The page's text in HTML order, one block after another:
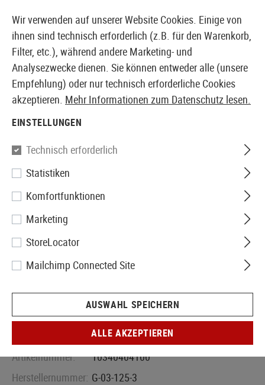
EUROPÄISCHER AIRSOFT SHOP & GROßHÄNDLER
G&G
Ladder Rail Protector Set 4pcs
Artikelnummer:
10340404100
Herstellernummer: G-03-125-3
Wir verwenden auf unserer Website Cookies. Einige von
ihnen sind technisch erforderlich (z.B. für den Warenkorb,
Filter, etc.), während andere Marketing- und
Analysezwecke dienen. Sie können entweder alle (unsere
Empfehlung) oder nur technisch erforderliche Cookies
akzeptieren. Mehr Informationen zum Datenschutz lesen.
EINSTELLUNGEN
Technisch erforderlich
Statistiken
Komfortfunktionen
Marketing
StoreLocator
Mailchimp Connected Site
AUSWAHL SPEICHERN
ALLE AKZEPTIEREN